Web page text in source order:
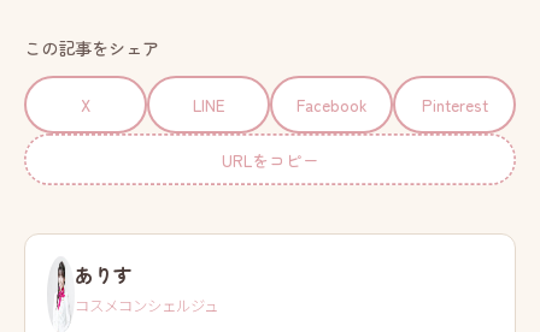
この記事をシェア
X LINE Facebook Pinterest
URLをコピー
ありす
コスメコンシェルジュ